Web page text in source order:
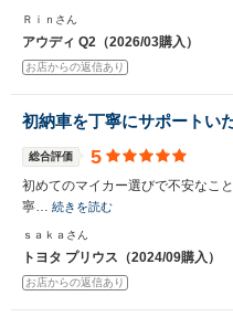
Ｒｉｎさん
アウディ Q2（2026/03購入）
お店からの返信あり
初納車を丁寧にサポートい
総合評価 5
初めてのマイカー選びで不安なこ
寧… 続きを読む
ｓａｋａさん
トヨタ プリウス（2024/09購入）
お店からの返信あり